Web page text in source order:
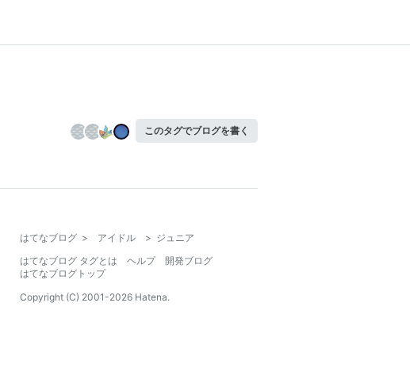
このタグでブログを書く
はてなブログ > アイドル > ジュニア
はてなブログ タグとは
ヘルプ
開発ブログ
はてなブログトップ
Copyright (C) 2001-2026 Hatena.